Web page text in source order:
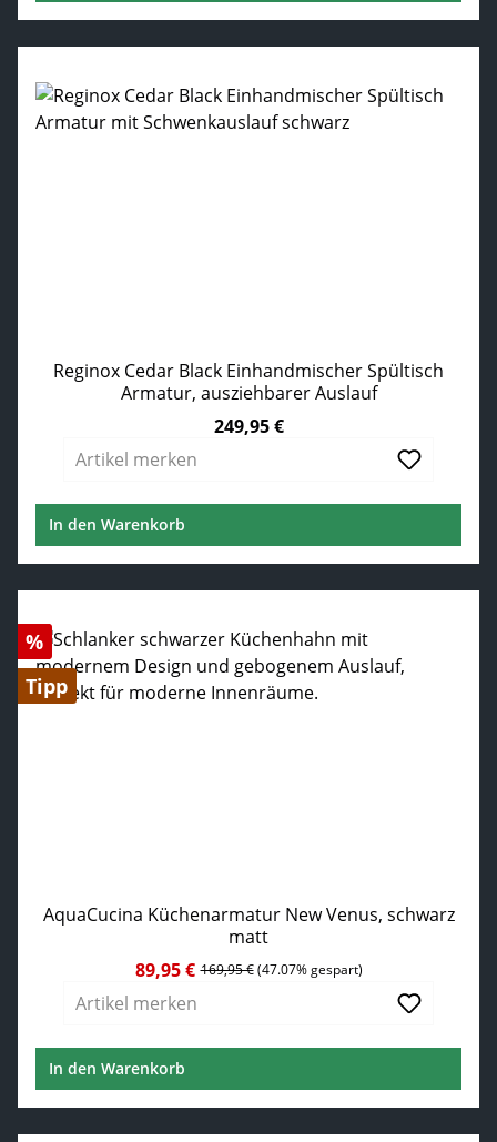
Reginox Cedar Black Einhandmischer Spültisch
Armatur, ausziehbarer Auslauf
249,95 €
Artikel merken
In den Warenkorb
Rabatt
%
Tipp
AquaCucina Küchenarmatur New Venus, schwarz
matt
Verkaufspreis:
89,95 € Regulärer Preis:
169,95 € (47.07% gespart)
Artikel merken
In den Warenkorb